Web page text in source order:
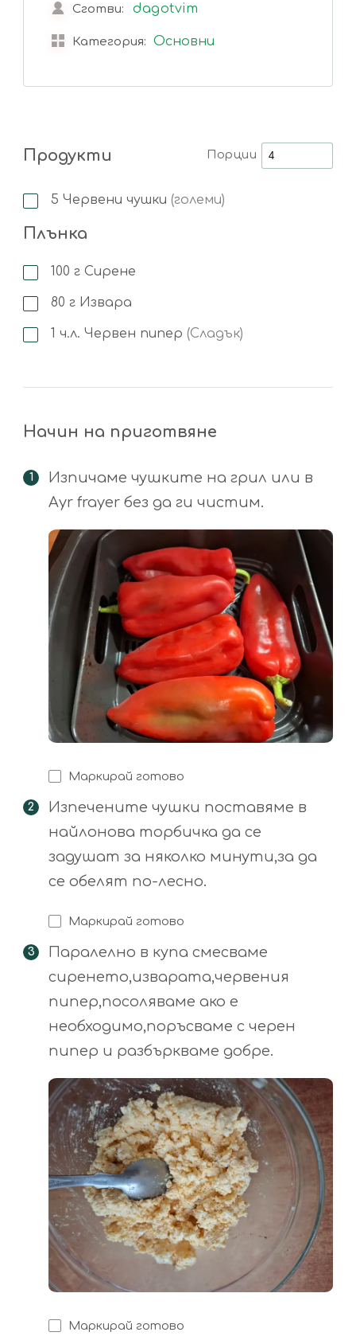
Сготви: dagotvim
Категория: Основни
Продукти Порции
5 Червени чушки (големи)
Плънка
100 г Сирене
80 г Извара
1 ч.л. Червен пипер (Сладък)
Начин на приготвяне
Изпичаме чушките на грил или в
Ayr frayer без да ги чистим.
Маркирай готово
Изпечените чушки поставяме в
найлонова торбичка да се
задушат за няколко минути,за да
се обелят по-лесно.
Маркирай готово
Паралелно в купа смесваме
сиренето,изварата,червения
пипер,посоляваме ако е
необходимо,поръсваме с черен
пипер и разбъркваме добре.
Маркирай готово